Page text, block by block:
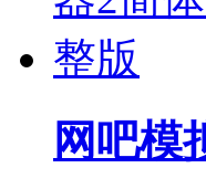
网吧模